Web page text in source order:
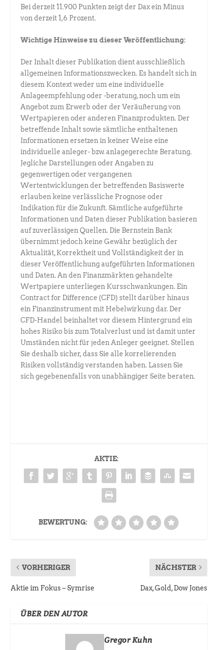
Bei derzeit 11.900 Punkten zeigt der Dax ein Minus
von derzeit 1,6 Prozent.
Wichtige Hinweise zu dieser Veröffentlichung:
Der Inhalt dieser Publikation dient ausschließlich
allgemeinen Informationszwecken. Es handelt sich in
diesem Kontext weder um eine individuelle
Anlageempfehlung oder -beratung, noch um ein
Angebot zum Erwerb oder der Veräußerung von
Wertpapieren oder anderen Finanzprodukten. Der
betreffende Inhalt sowie sämtliche enthaltenen
Informationen ersetzen in keiner Weise eine
individuelle anleger- bzw. anlagegerechte Beratung.
Jegliche Darstellungen oder Angaben zu
gegenwertigen oder vergangenen
Wertentwicklungen der betreffenden Basiswerte
erlauben keine verlässliche Prognose oder
Indikation für die Zukunft. Sämtliche aufgeführte
Informationen und Daten dieser Publikation basieren
auf zuverlässigen Quellen. Die Bernstein Bank
übernimmt jedoch keine Gewähr bezüglich der
Aktualität, Korrektheit und Vollständigkeit der in
dieser Veröffentlichung aufgeführten Informationen
und Daten. An den Finanzmärkten gehandelte
Wertpapiere unterliegen Kursschwankungen. Ein
Contract for Difference (CFD) stellt darüber hinaus
ein Finanzinstrument mit Hebelwirkung dar. Der
CFD-Handel beinhaltet vor diesem Hintergrund ein
hohes Risiko bis zum Totalverlust und ist damit unter
Umständen nicht für jeden Anleger geeignet. Stellen
Sie deshalb sicher, dass Sie alle korrelierenden
Risiken vollständig verstanden haben. Lassen Sie
sich gegebenenfalls von unabhängiger Seite beraten.
AKTIE:
BEWERTUNG:
VORHERIGER
Aktie im Fokus – Symrise
NÄCHSTER
Dax, Gold, Dow Jones
ÜBER DEN AUTOR
Gregor Kuhn